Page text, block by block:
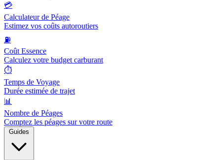
💳
Calculateur de Péage
Estimez vos coûts autoroutiers
⛽
Coût Essence
Calculez votre budget carburant
⏱️
Temps de Voyage
Durée estimée de trajet
📊
Nombre de Péages
Comptez les péages sur votre route
Guides